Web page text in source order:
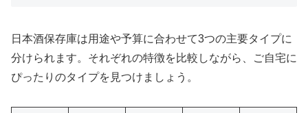
日本酒保存庫は用途や予算に合わせて3つの主要タイプに
分けられます。それぞれの特徴を比較しながら、ご自宅に
ぴったりのタイプを見つけましょう。